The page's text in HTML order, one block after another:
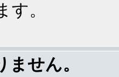
。
ません。